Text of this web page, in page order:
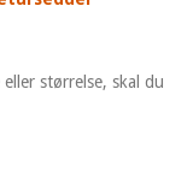
størrelse, skal du